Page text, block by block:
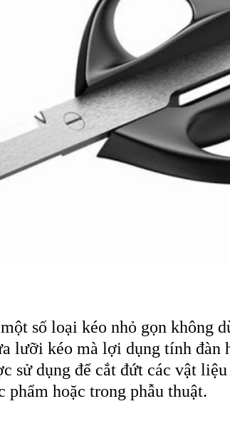
số loại kéo nhỏ gọn không
lưỡi kéo mà lợi dụng tính đàn
sử dụng để cắt đứt các vật liệu
phẩm hoặc trong phẫu thuật.